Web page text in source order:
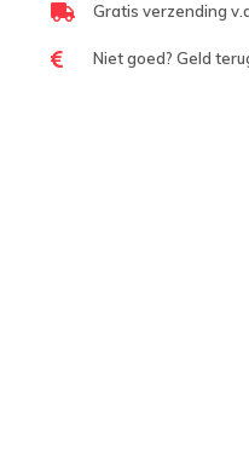
Gratis verzending
Niet goed? Geld